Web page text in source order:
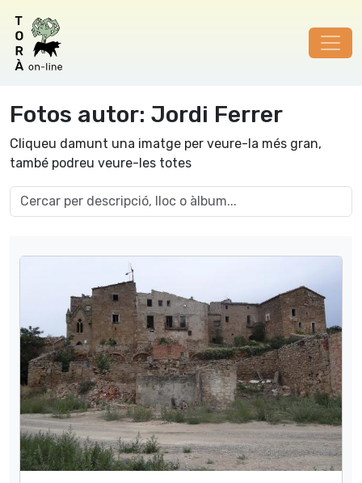
Fotos autor: Jordi Ferrer
Cliqueu damunt una imatge per veure-la més gran,
també podreu veure-les totes